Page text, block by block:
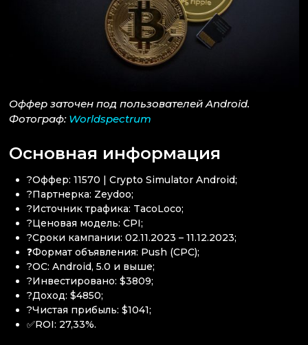
Оффер заточен под пользователей Android.
Фотограф: Worldspectrum
Основная информация
?Оффер: 11570 | Crypto Simulator Android;
?Партнерка: Zeydoo;
?Источник трафика: TacoLoco;
?Ценовая модель: CPI;
?Сроки кампании: 02.11.2023 – 11.12.2023;
❓Формат объявления: Push (CPC);
?ОС: Android, 5.0 и выше;
?Инвестировано: $3809;
?Доход: $4850;
?Чистая прибыль: $1041;
✅ROI: 27,33%.